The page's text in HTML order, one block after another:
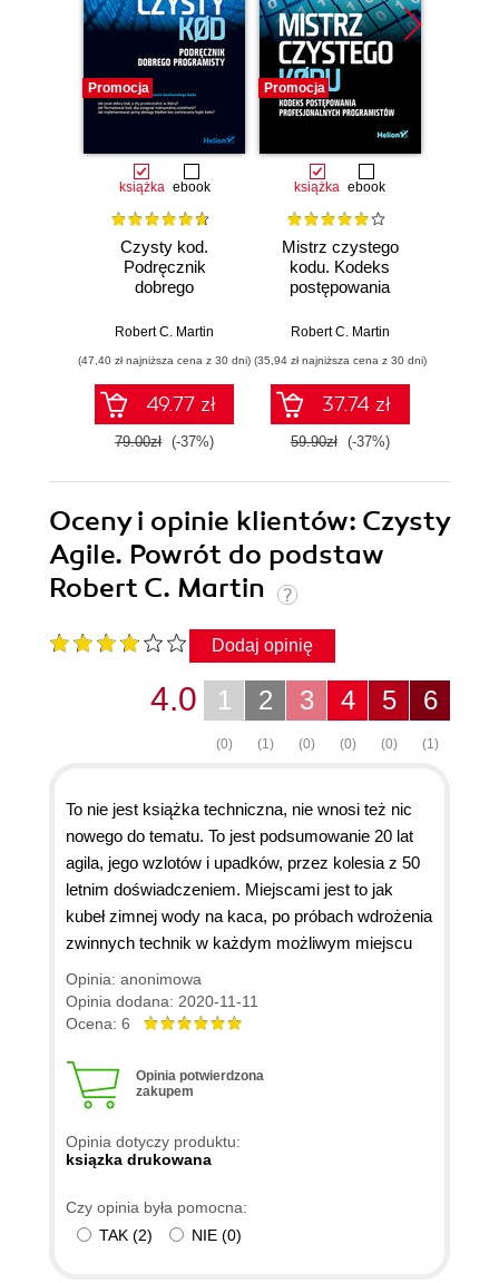
Promocja
książka ebook
Czysty kod.
Podręcznik
dobrego
Robert C. Martin
(47,40 zł najniższa cena z 30 dni)
49.77 zł
79.00zł (-37%)
Promocja
książka ebook
Mistrz czystego
kodu. Kodeks
postępowania
programistów
Robert C. Martin
(35,94 zł najniższa cena z 30 dni)
37.74 zł
59.90zł (-37%)
Oceny i opinie klientów: Czysty
Agile. Powrót do podstaw
Robert C. Martin
Dodaj opinię
6
(1)
5
(0)
4
(0)
3
(0)
2
(1)
1
(0)
4.0
To nie jest książka techniczna, nie wnosi też nic
nowego do tematu. To jest podsumowanie 20 lat
agila, jego wzlotów i upadków, przez kolesia z 50
letnim doświadczeniem. Miejscami jest to jak
kubeł zimnej wody na kaca, po próbach wdrożenia
zwinnych technik w każdym możliwym miejscu
Opinia: anonimowa
Opinia dodana: 2020-11-11
Ocena: 6
Opinia potwierdzona
zakupem
Opinia dotyczy produktu:
ksiązka drukowana
Czy opinia była pomocna:
TAK (2) NIE (0)